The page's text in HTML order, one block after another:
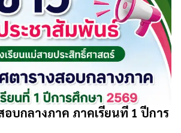
อบกลางภาค ภาคเรียนที่ 1 ปีการ